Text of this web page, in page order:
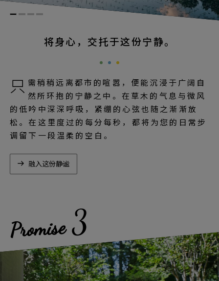
将身心，交托于这份宁静。
只 需稍稍远离都市的喧嚣，便能沉浸于广阔自
然所环抱的宁静之中。在草木的气息与微风
的低吟中深深呼吸，紧绷的心弦也随之渐渐放
松。在这里度过的每分每秒，都将为您的日常步
调留下一段温柔的空白。
融入这份静谧
Promise 3